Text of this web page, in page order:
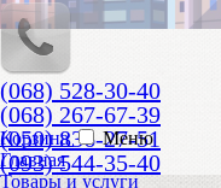
(068) 528-30-40
(068) 267-67-39
(050) 836-27-51
(093) 544-35-40
Корзина
Меню
Главная
Товары и услуги